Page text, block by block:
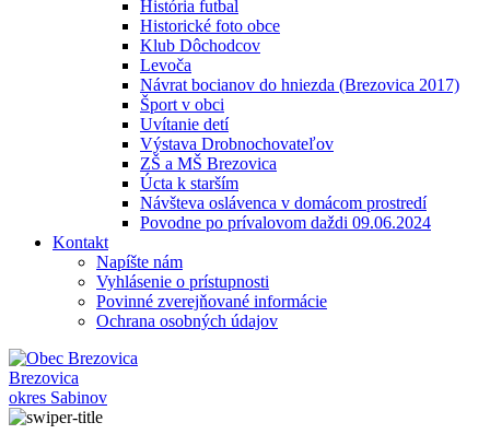
História futbal
Historické foto obce
Klub Dôchodcov
Levoča
Návrat bocianov do hniezda (Brezovica 2017)
Šport v obci
Uvítanie detí
Výstava Drobnochovateľov
ZŠ a MŠ Brezovica
Úcta k starším
Návšteva oslávenca v domácom prostredí
Povodne po prívalovom daždi 09.06.2024
Kontakt
Napíšte nám
Vyhlásenie o prístupnosti
Povinné zverejňované informácie
Ochrana osobných údajov
Brezovica
okres Sabinov